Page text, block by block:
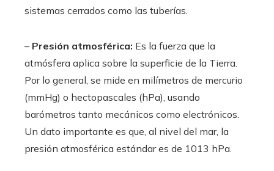
sistemas cerrados como las tuberías.
– Presión atmosférica: Es la fuerza que la
atmósfera aplica sobre la superficie de la Tierra.
Por lo general, se mide en milímetros de mercurio
(mmHg) o hectopascales (hPa), usando
barómetros tanto mecánicos como electrónicos.
Un dato importante es que, al nivel del mar, la
presión atmosférica estándar es de 1013 hPa.